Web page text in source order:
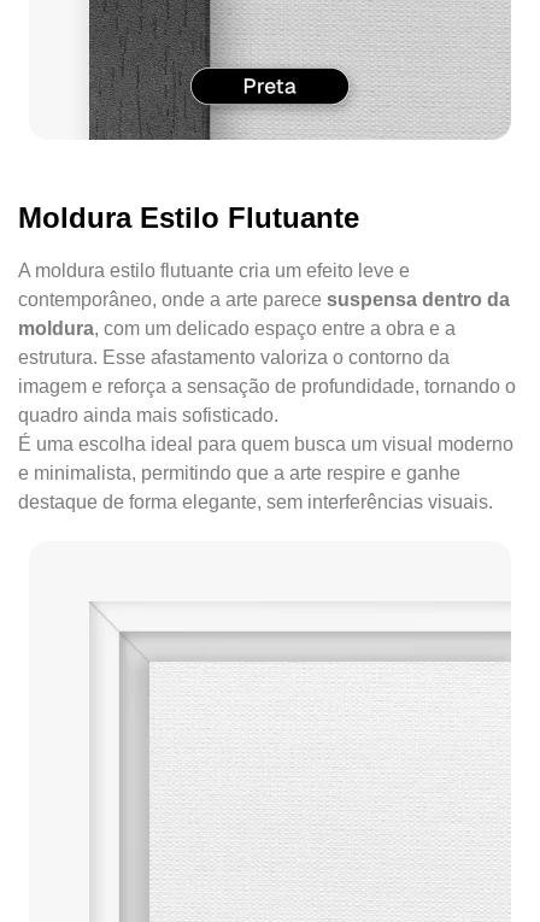
Moldura Estilo Flutuante
A moldura estilo flutuante cria um efeito leve e
contemporâneo, onde a arte parece suspensa dentro da
moldura, com um delicado espaço entre a obra e a
estrutura. Esse afastamento valoriza o contorno da
imagem e reforça a sensação de profundidade, tornando o
quadro ainda mais sofisticado.
É uma escolha ideal para quem busca um visual moderno
e minimalista, permitindo que a arte respire e ganhe
destaque de forma elegante, sem interferências visuais.